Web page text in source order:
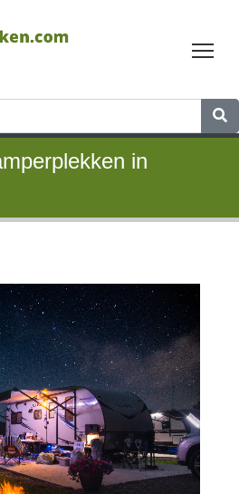
in